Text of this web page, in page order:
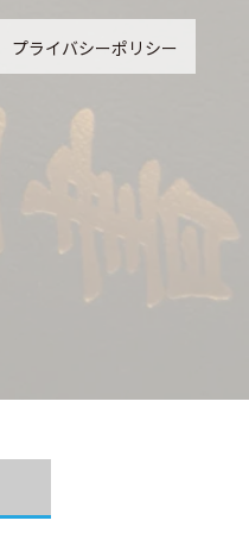
プライバシーポリシー